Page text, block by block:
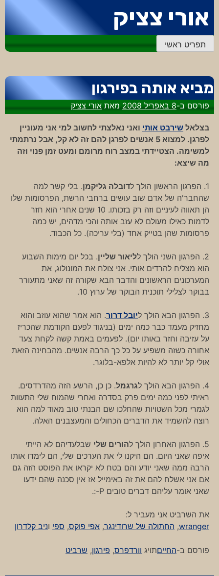
לתוכן
אורי צציק
תפריט ראשי
מביא אותה בפירגון
פורסם ב-8 באפריל 2008 מאתאורי צציק
בצלאל שירבט אותי ואני נאלצתי לחשוב למי אני מעוניין
לפרגן. למצוא 5 אנשים לפרגן להם זה לא קל, אבל נרתמתי
למשימה. הצטיידתי במצב רוח מרומם ומעט זמן פנוי וזה
מה שיצא:
1. הפרגון הראשון הולך ל דובלה גליקמן. בלי קשר למה
שהחבר'ה של אדם שוב עושים ברחבי הרשת, הפרסומות שלו
הן תאווה לעיניים וזה רק בזכותו. 10 שנים אחרי הוא חזר
לדמות כאילו מעולם לא עזב אותה והכי מדהים, יש כמה
פרסומות שהן בטייק אחד (בלי עריכה). כל הכבוד.
2. הפרגון השני הולך ל ליאור שליין. בכל יום מימות השבוע
הוא מצליח להרדים אותי. אני צולח את המונולוג, את
המערכונים הראשונים והדבר הבא שקורה זה שאני מתעורר
בבוקר לצלילי תוכנית הבוקר של ערוץ 10.
3. הפרגון הבא הולך ל יובל דרור. הוא אמר שהוא עוזב והוא
מחזיק מעמד כבר כמה ימים (בניגוד לפעם הקודמת שהכריז
על עזיבה וחזר באותו יום). לפעמים באמת קשה לקחת צעד
אחורה כשזה משפיע על כל כך הרבה אנשים. מהבחינה הזאת
אולי קל יותר לא להיות אלפא-בלוגר.
4. הפרגון הבא הולך ל גרגמל. כן כן, הרשע הזה מהדרדסים.
ראיתי לפני כמה ימים פרק בסדרה ואחרי שהמוח שלי התעוות
לגמרי מכל השטויות שהחלכו שם הבנתי טוב מאוד למה הוא
רוצה להשמיד את הדברים הכחולים והמעצבנים האלה.
5. הפרגון האחרון הולך ל הורים שלי שבלעדיהם לא הייתי
איפה שאני היום. הם היקנו לי את הערכים שלי, הם לימדו אותו
הרבה ממה שאני יודע והם בטח לא יקראו את הפוסט הזה גם
אם אני אשלח להם את זה באימייל אז אין סכנה שהם ידעו
שאני אומר עליהם דברים טובים P-:.
את השרביט אני מעביר ל:
wranger
, החתולה של שרודינגר, אפי פוקס, ספי וניב קלדרון
פורסם ב-החייםתויג וורדפרס, פירגון, שרביט